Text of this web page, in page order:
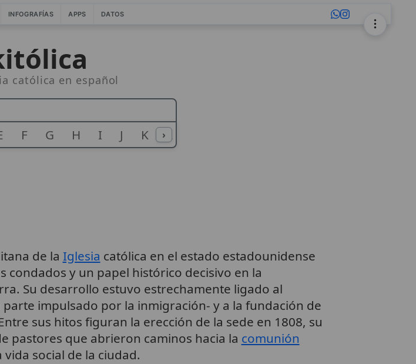
INFOGRAFÍAS APPS DATOS
católica en español
F G H I J K L
›
de la Iglesia católica en el estado estadounidense
condados y un papel histórico decisivo en la
Su desarrollo estuvo estrechamente ligado al
impulsado por la inmigración- y a la fundación de
sus hitos figuran la erección de la sede en 1808, su
pastores que abrieron caminos hacia la comunión
social de la ciudad.